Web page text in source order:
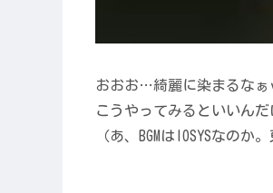
おおお…綺麗に染まるなぁ
こうやってみるといいんだ
（あ、BGMはIOSYSなの